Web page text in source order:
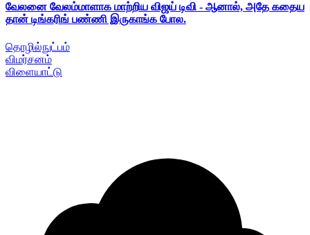
வேலனை வேலம்மாளாக மாற்றிய விஜய் டிவி - ஆனால், அதே கதைய
தான் டிங்கரிங் பண்ணி இருகாங்க போல.
தொழில்நுட்பம்
விமர்சனம்
விளையாட்டு